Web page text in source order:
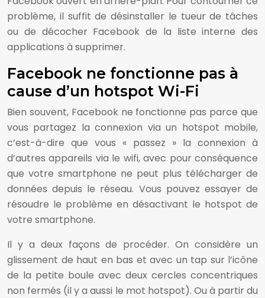
problème, il suffit de désinstaller le tueur de tâches
ou de décocher Facebook de la liste interne des
applications à supprimer.
Facebook ne fonctionne pas à
cause d’un hotspot Wi-Fi
Bien souvent, Facebook ne fonctionne pas parce que
vous partagez la connexion via un hotspot mobile,
c’est-à-dire que vous « passez » la connexion à
d’autres appareils via le wifi, avec pour conséquence
que votre smartphone ne peut plus télécharger de
données depuis le réseau. Vous pouvez essayer de
résoudre le problème en désactivant le hotspot de
votre smartphone.
Il y a deux façons de procéder. On considère un
glissement de haut en bas et avec un tap sur l’icône
de la petite boule avec deux cercles concentriques
non fermés (il y a aussi le mot hotspot). Ou à partir du